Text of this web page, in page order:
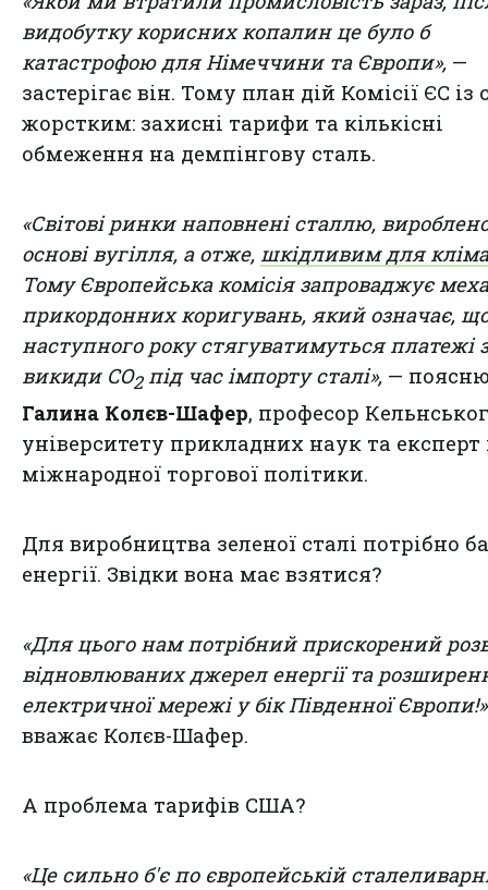
видобутку корисних копалин це було б
катастрофою для Німеччини та Європи», —
застерігає він. Тому план дій Комісії ЄС із
жорстким: захисні тарифи та кількісні
обмеження на демпінгову сталь.
«Світові ринки наповнені сталлю,
основі вугілля, а отже, шкідливим для
Тому Європейська комісія запроваджує
прикордонних коригувань, який означає,
наступного року стягуватимуться платежі
викиди CO2під час імпорту сталі», —
Галина Колєв-Шафер, професор
університету прикладних наук та експерт
міжнародної торгової політики.
Для виробництва зеленої сталі потрібно
енергії. Звідки вона має взятися?
«Для цього нам потрібний прискорений
відновлюваних джерел енергії та
електричної мережі у бік Південної
вважає Колєв-Шафер.
А проблема тарифів США?
«Це сильно б'є по європейській